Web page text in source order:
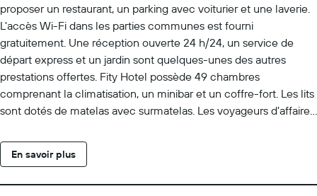
proposer un restaurant, un parking avec voiturier et une laverie.
L'accès Wi-Fi dans les parties communes est fourni
gratuitement. Une réception ouverte 24 h/24, un service de
départ express et un jardin sont quelques-unes des autres
prestations offertes. Fity Hotel possède 49 chambres
comprenant la climatisation, un minibar et un coffre-fort. Les lits
sont dotés de matelas avec surmatelas. Les voyageurs d'affaires
téléphone à disposition dans les chambres. Les salles de bain
comprennent une douche avec un pommeau de douche à
En savoir plus